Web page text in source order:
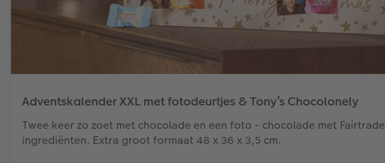
Adventskalender XXL met fotodeurtjes & Tony’s Chocolonely
Twee keer zo zoet met chocolade en een foto - chocolade met Fairtrade
ingrediënten. Extra groot formaat 48 x 36 x 3,5 cm.